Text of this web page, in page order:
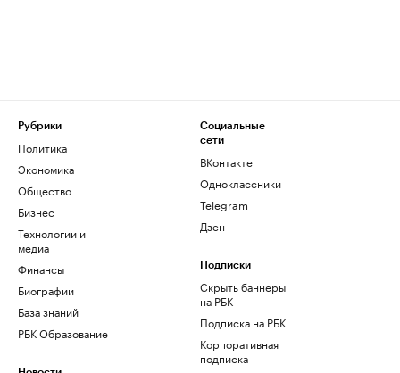
Рубрики
Политика
Экономика
Общество
Бизнес
Технологии и
медиа
Финансы
Биографии
База знаний
РБК Образование
Социальные
сети
ВКонтакте
Одноклассники
Telegram
Дзен
Подписки
Скрыть баннеры
на РБК
Подписка на РБК
Корпоративная
подписка